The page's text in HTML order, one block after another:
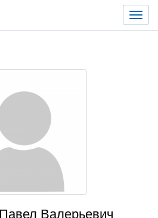
Валерьевич